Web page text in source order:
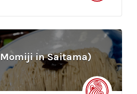
in Saitama)